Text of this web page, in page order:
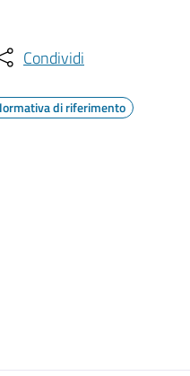
Condividi
di riferimento